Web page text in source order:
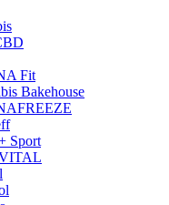
Fit
Bakehouse
Sport